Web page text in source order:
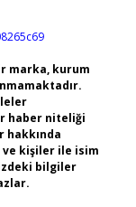
marka, kurum
haber niteliği
hakkında
ve kişiler ile isim
bilgiler